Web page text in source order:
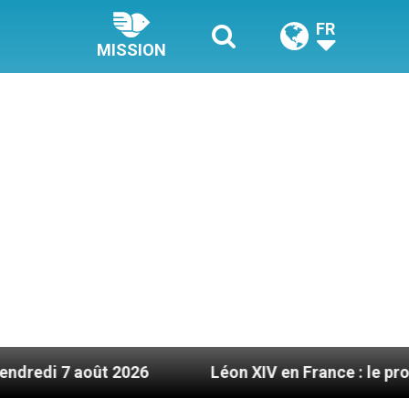
MISSION
FR
Léon XIV en France : le programme